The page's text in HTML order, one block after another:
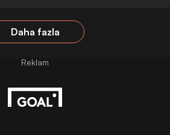
Daha fazla